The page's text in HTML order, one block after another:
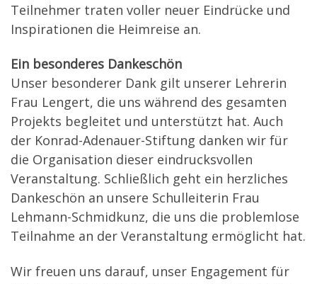
Teilnehmer traten voller neuer Eindrücke und
Inspirationen die Heimreise an.
Ein besonderes Dankeschön
Unser besonderer Dank gilt unserer Lehrerin
Frau Lengert, die uns während des gesamten
Projekts begleitet und unterstützt hat. Auch
der Konrad-Adenauer-Stiftung danken wir für
die Organisation dieser eindrucksvollen
Veranstaltung. Schließlich geht ein herzliches
Dankeschön an unsere Schulleiterin Frau
Lehmann-Schmidkunz, die uns die problemlose
Teilnahme an der Veranstaltung ermöglicht hat.
Wir freuen uns darauf, unser Engagement für